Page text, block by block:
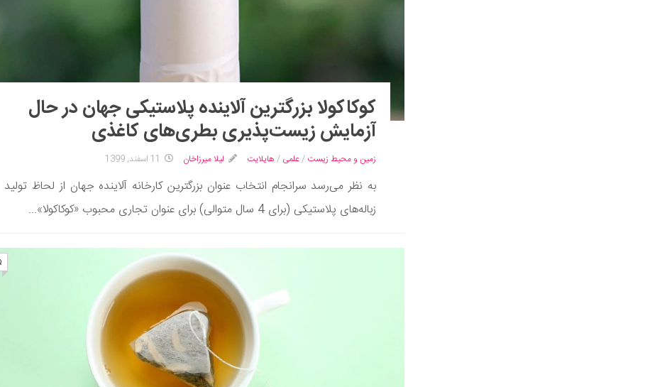
کوکاکولا بزرگترین آلاینده پلاستیکی جهان در حال
آزمایش زیست‌پذیری بطری‌های کاغذی
زمین و محیط زیست /علمی / هایلایت لیلا میرزاخان 11 اسفند, 1399
به نظر می‌رسد سرانجام انتخاب عنوان بزرگترین کارخانه آلاینده جهان از لحاظ تولید
زباله‌های پلاستیکی (برای 4 سال متوالی) برای عنوان تجاری محبوب «کوکاکولا»...